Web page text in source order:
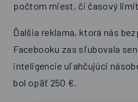
počtom miest, či časový
Ďalšia reklama, ktorá nás
Facebooku zas sľubovala
inteligencie uľahčujúci
bol opäť 250 €.